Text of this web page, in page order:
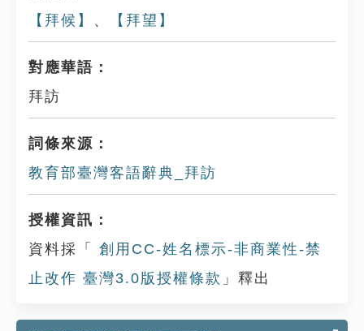
【拜候】 、 【拜望】
對應華語：
拜訪
詞條來源：
教育部臺灣客語辭典_拜訪
授權資訊：
資料採「
創用CC-姓名標示-非商業性-禁
止改作 臺灣3.0版授權條款 」釋出